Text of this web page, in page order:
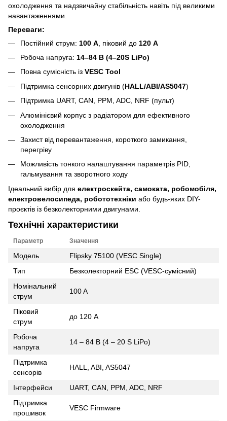
охолодження та надзвичайну стабільність навіть під великими
навантаженнями.
Переваги:
Постійний струм: 100 A , піковий до 120 A
Робоча напруга: 14–84 В (4–20S LiPo)
Повна сумісність із VESC Tool
Підтримка сенсорних двигунів (HALL/ABI/AS5047)
Підтримка UART, CAN, PPM, ADC, NRF (пульт)
Алюмінієвий корпус з радіатором для ефективного
охолодження
Захист від перевантаження, короткого замикання,
перегріву
Можливість тонкого налаштування параметрів PID,
гальмування та зворотного ходу
Ідеальний вибір для електроскейта, самоката, робомобіля,
електровелосипеда, робототехніки або будь-яких DIY-
проєктів із безколекторними двигунами.
Технічні характеристики
Параметр Значення
Модель
Flipsky 75100 (VESC Single)
Тип
Безколекторний ESC (VESC-сумісний)
Номінальний
струм
100 A
Піковий
струм
до 120 A
Робоча
напруга
14 – 84 В (4 – 20 S LiPo)
Підтримка
сенсорів
HALL, ABI, AS5047
Інтерфейси
UART, CAN, PPM, ADC, NRF
Підтримка
прошивок
VESC Firmware